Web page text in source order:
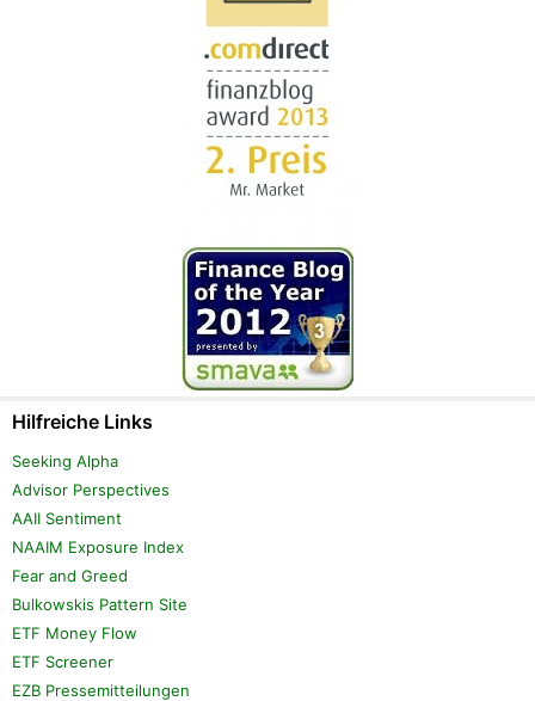
Hilfreiche Links
Seeking Alpha
Advisor Perspectives
AAII Sentiment
NAAIM Exposure Index
Fear and Greed
Bulkowskis Pattern Site
ETF Money Flow
ETF Screener
EZB Pressemitteilungen